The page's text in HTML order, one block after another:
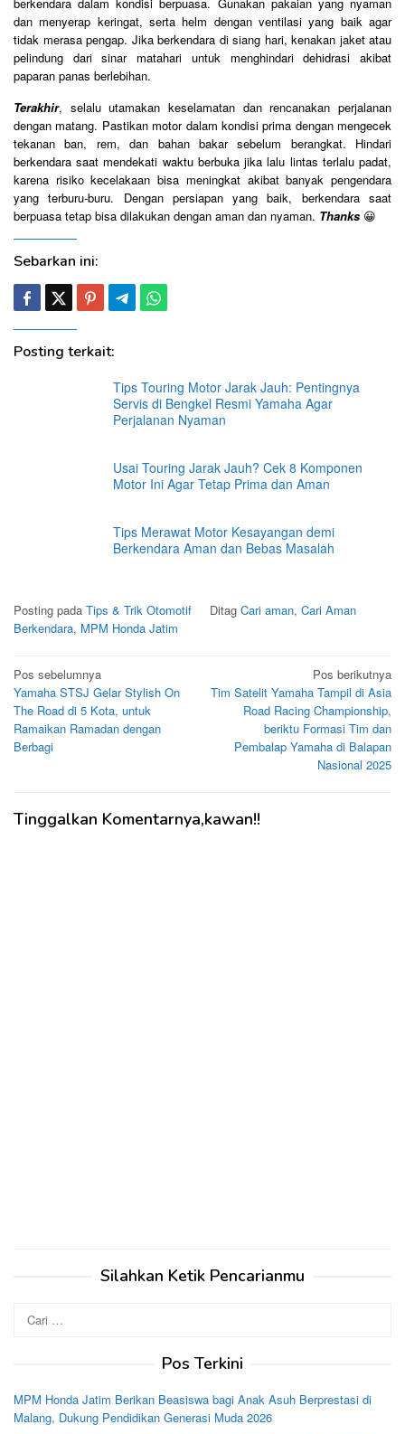
dan menyerap keringat, serta helm dengan ventilasi yang baik agar
tidak merasa pengap. Jika berkendara di siang hari, kenakan jaket atau
pelindung dari sinar matahari untuk menghindari dehidrasi akibat
paparan panas berlebihan.
Terakhir, selalu utamakan keselamatan dan rencanakan perjalanan
dengan matang. Pastikan motor dalam kondisi prima dengan mengecek
tekanan ban, rem, dan bahan bakar sebelum berangkat. Hindari
berkendara saat mendekati waktu berbuka jika lalu lintas terlalu padat,
karena risiko kecelakaan bisa meningkat akibat banyak pengendara
yang terburu-buru. Dengan persiapan yang baik, berkendara saat
berpuasa tetap bisa dilakukan dengan aman dan nyaman. Thanks 😀
Sebarkan ini:
Posting terkait:
Tips Touring Motor Jarak Jauh: Pentingnya
Servis di Bengkel Resmi Yamaha Agar
Perjalanan Nyaman
Usai Touring Jarak Jauh? Cek 8 Komponen
Motor Ini Agar Tetap Prima dan Aman
Tips Merawat Motor Kesayangan demi
Berkendara Aman dan Bebas Masalah
Posting pada Tips & Trik Otomotif Ditag Cari aman, Cari Aman
Berkendara, MPM Honda Jatim
Navigasi
pos
Pos sebelumnya
Yamaha STSJ Gelar Stylish On
The Road di 5 Kota, untuk
Ramaikan Ramadan dengan
Berbagi
Pos berikutnya
Tim Satelit Yamaha Tampil di Asia
Road Racing Championship,
beriktu Formasi Tim dan
Pembalap Yamaha di Balapan
Nasional 2025
Tinggalkan Komentarnya,kawan!!
Silahkan Ketik Pencarianmu
untuk:
Pos Terkini
MPM Honda Jatim Berikan Beasiswa bagi Anak Asuh Berprestasi di
Malang, Dukung Pendidikan Generasi Muda 2026